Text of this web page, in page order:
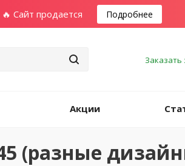
🔥 Сайт продается Подробнее
Заказать
Акции
(разные